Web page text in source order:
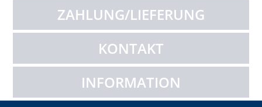
ZAHLUNG/LIEFERUNG
KONTAKT
INFORMATION